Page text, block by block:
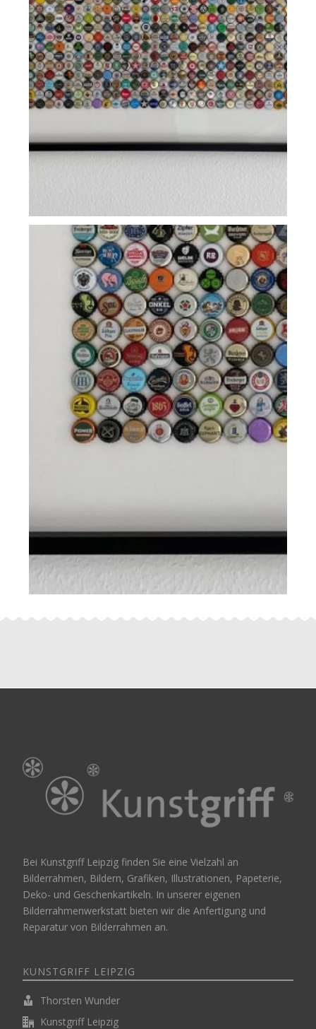
Bei Kunstgriff Leipzig finden Sie eine Vielzahl an
Bilderrahmen, Bildern, Grafiken, Illustrationen, Papeterie,
Deko- und Geschenkartikeln. In unserer eigenen
Bilderrahmenwerkstatt bieten wir die Anfertigung und
Reparatur von Bilderrahmen an.
KUNSTGRIFF LEIPZIG
Thorsten Wunder
Kunstgriff Leipzig